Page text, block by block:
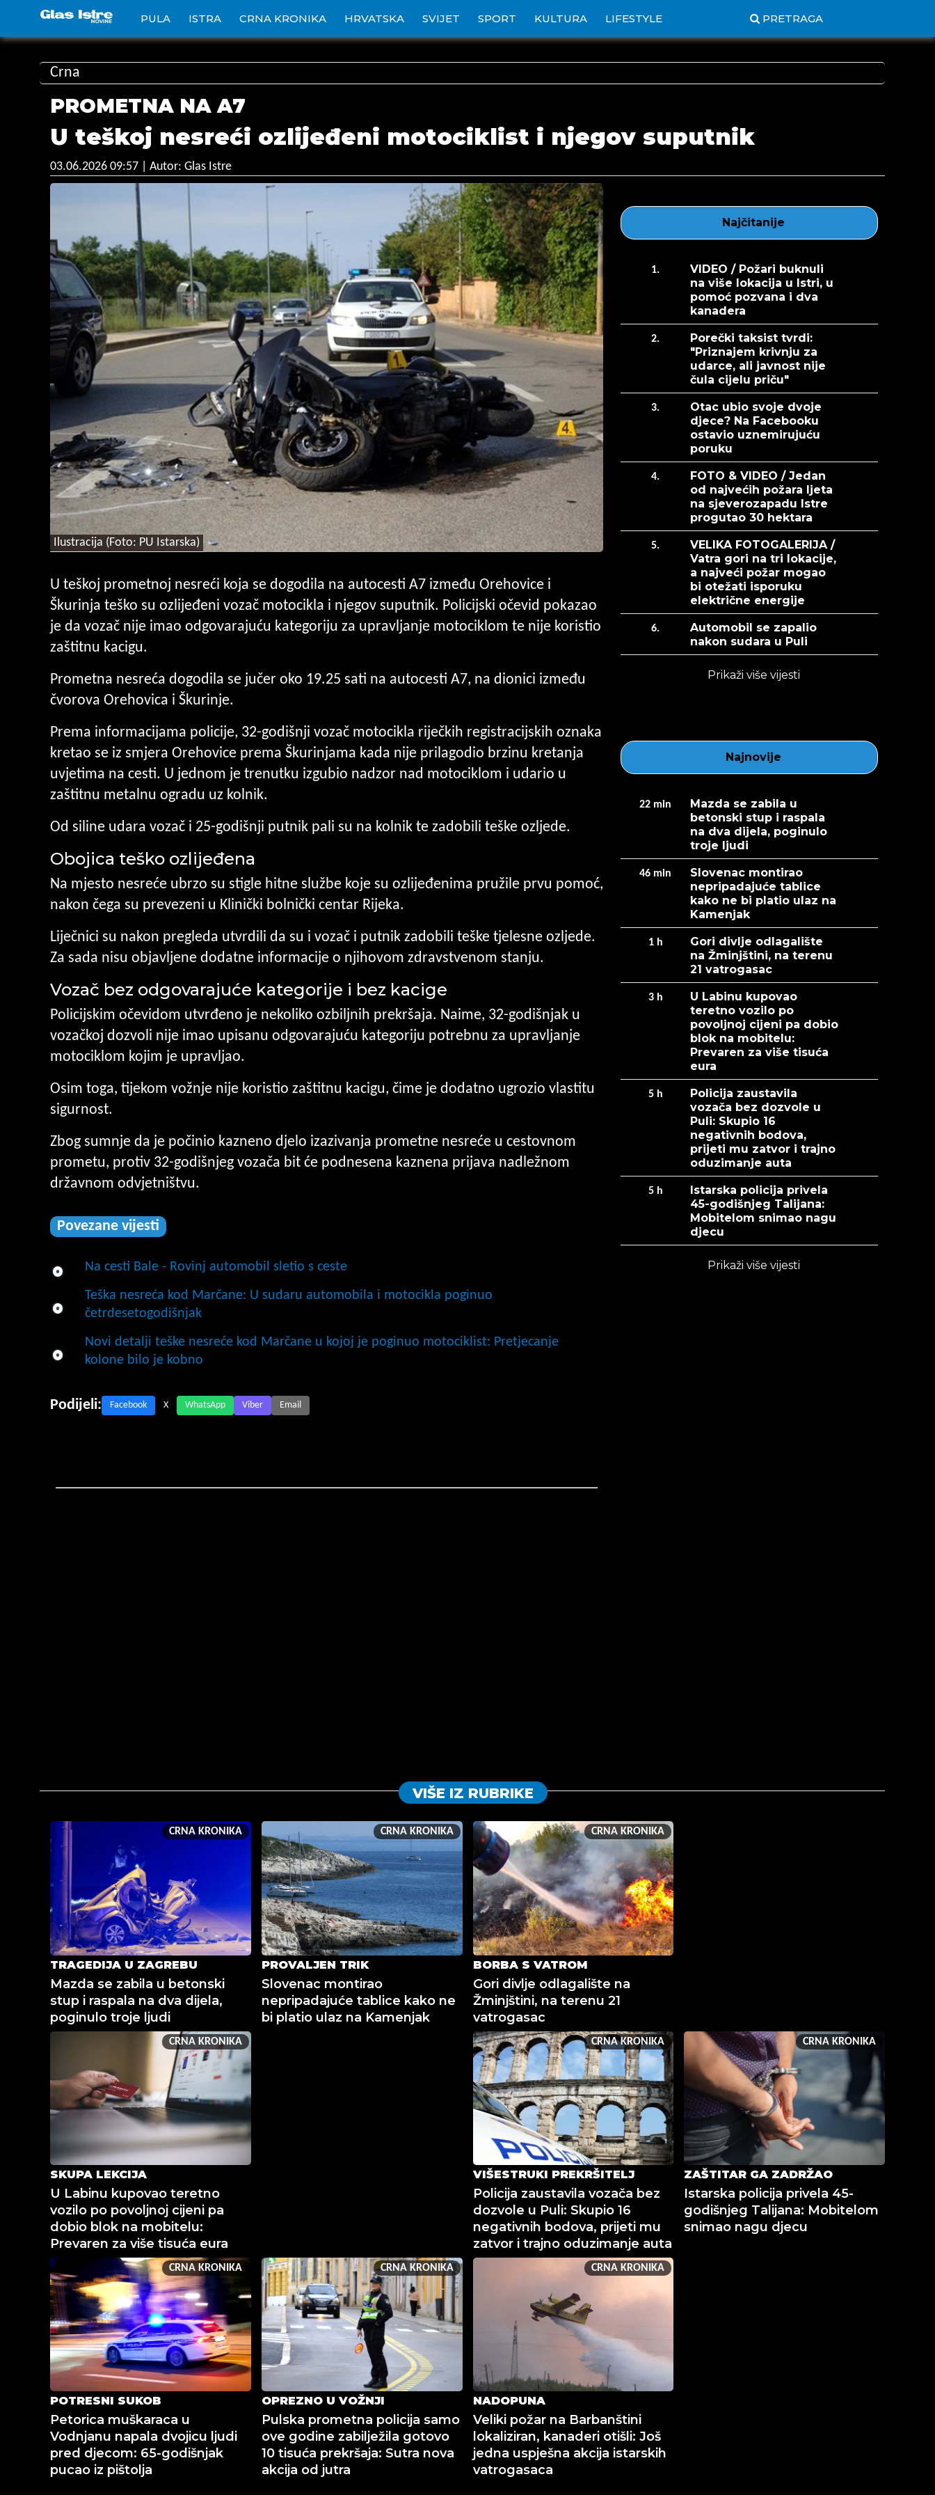
PULA ISTRA CRNA KRONIKA HRVATSKA SVIJET SPORT KULTURA LIFESTYLE PRETRAGA
Crna
PROMETNA NA A7
U teškoj nesreći ozlijeđeni motociklist i njegov suputnik
03.06.2026 09:57 | Autor: Glas Istre
Ilustracija (Foto: PU Istarska)
U teškoj prometnoj nesreći koja se dogodila na autocesti A7 između Orehovice i
Škurinja teško su ozlijeđeni vozač motocikla i njegov suputnik. Policijski očevid pokazao
je da vozač nije imao odgovarajuću kategoriju za upravljanje motociklom te nije koristio
zaštitnu kacigu.
Prometna nesreća dogodila se jučer oko 19.25 sati na autocesti A7, na dionici između
čvorova Orehovica i Škurinje.
Prema informacijama policije, 32-godišnji vozač motocikla riječkih registracijskih oznaka
kretao se iz smjera Orehovice prema Škurinjama kada nije prilagodio brzinu kretanja
uvjetima na cesti. U jednom je trenutku izgubio nadzor nad motociklom i udario u
zaštitnu metalnu ogradu uz kolnik.
Od siline udara vozač i 25-godišnji putnik pali su na kolnik te zadobili teške ozljede.
Obojica teško ozlijeđena
Na mjesto nesreće ubrzo su stigle hitne službe koje su ozlijeđenima pružile prvu pomoć,
nakon čega su prevezeni u Klinički bolnički centar Rijeka.
Liječnici su nakon pregleda utvrdili da su i vozač i putnik zadobili teške tjelesne ozljede.
Za sada nisu objavljene dodatne informacije o njihovom zdravstvenom stanju.
Vozač bez odgovarajuće kategorije i bez kacige
Policijskim očevidom utvrđeno je nekoliko ozbiljnih prekršaja. Naime, 32-godišnjak u
vozačkoj dozvoli nije imao upisanu odgovarajuću kategoriju potrebnu za upravljanje
motociklom kojim je upravljao.
Osim toga, tijekom vožnje nije koristio zaštitnu kacigu, čime je dodatno ugrozio vlastitu
sigurnost.
Zbog sumnje da je počinio kazneno djelo izazivanja prometne nesreće u cestovnom
prometu, protiv 32-godišnjeg vozača bit će podnesena kaznena prijava nadležnom
državnom odvjetništvu.
Povezane vijesti
Na cesti Bale - Rovinj automobil sletio s ceste
Teška nesreća kod Marčane: U sudaru automobila i motocikla poginuo
četrdesetogodišnjak
Novi detalji teške nesreće kod Marčane u kojoj je poginuo motociklist: Pretjecanje
kolone bilo je kobno
Podijeli: Facebook X WhatsApp Viber Email
Najčitanije
1.
VIDEO / Požari buknuli
na više lokacija u Istri, u
pomoć pozvana i dva
kanadera
2.
Porečki taksist tvrdi:
"Priznajem krivnju za
udarce, ali javnost nije
čula cijelu priču"
3.
Otac ubio svoje dvoje
djece? Na Facebooku
ostavio uznemirujuću
poruku
4.
FOTO & VIDEO / Jedan
od najvećih požara ljeta
na sjeverozapadu Istre
progutao 30 hektara
5.
VELIKA FOTOGALERIJA /
Vatra gori na tri lokacije,
a najveći požar mogao
bi otežati isporuku
električne energije
6.
Automobil se zapalio
nakon sudara u Puli
Prikaži više vijesti
Najnovije
22 min
Mazda se zabila u
betonski stup i raspala
na dva dijela, poginulo
troje ljudi
46 min
Slovenac montirao
nepripadajuće tablice
kako ne bi platio ulaz na
Kamenjak
1 h
Gori divlje odlagalište
na Žminjštini, na terenu
21 vatrogasac
3 h
U Labinu kupovao
teretno vozilo po
povoljnoj cijeni pa dobio
blok na mobitelu:
Prevaren za više tisuća
eura
5 h
Policija zaustavila
vozača bez dozvole u
Puli: Skupio 16
negativnih bodova,
prijeti mu zatvor i trajno
oduzimanje auta
5 h
Istarska policija privela
45-godišnjeg Talijana:
Mobitelom snimao nagu
djecu
Prikaži više vijesti
VIŠE IZ RUBRIKE
CRNA KRONIKA
TRAGEDIJA U ZAGREBU
Mazda se zabila u betonski
stup i raspala na dva dijela,
poginulo troje ljudi
CRNA KRONIKA
PROVALJEN TRIK
Slovenac montirao
nepripadajuće tablice kako ne
bi platio ulaz na Kamenjak
CRNA KRONIKA
BORBA S VATROM
Gori divlje odlagalište na
Žminjštini, na terenu 21
vatrogasac
CRNA KRONIKA
SKUPA LEKCIJA
U Labinu kupovao teretno
vozilo po povoljnoj cijeni pa
dobio blok na mobitelu:
Prevaren za više tisuća eura
CRNA KRONIKA
VIŠESTRUKI PREKRŠITELJ
Policija zaustavila vozača bez
dozvole u Puli: Skupio 16
negativnih bodova, prijeti mu
zatvor i trajno oduzimanje auta
CRNA KRONIKA
ZAŠTITAR GA ZADRŽAO
Istarska policija privela 45-
godišnjeg Talijana: Mobitelom
snimao nagu djecu
CRNA KRONIKA
POTRESNI SUKOB
Petorica muškaraca u
Vodnjanu napala dvojicu ljudi
pred djecom: 65-godišnjak
pucao iz pištolja
CRNA KRONIKA
OPREZNO U VOŽNJI
Pulska prometna policija samo
ove godine zabilježila gotovo
10 tisuća prekršaja: Sutra nova
akcija od jutra
CRNA KRONIKA
NADOPUNA
Veliki požar na Barbanštini
lokaliziran, kanaderi otišli: Još
jedna uspješna akcija istarskih
vatrogasaca